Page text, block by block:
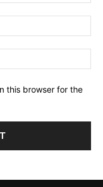
this browser for the